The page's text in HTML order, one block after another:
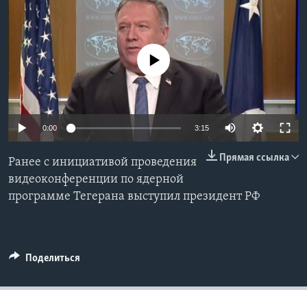
Learning English
СОЦИАЛЬНЫЕ СЕТИ
Языки
No media source currently available
0:00 3:15
Прямая ссылка
Ранее с инициативой проведения
видеоконференции по ядерной
программе Тегерана выступил президент РФ
Поделиться